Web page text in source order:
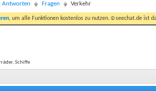
Antworten Fragen Verkehr
, um alle Funktionen kostenlos zu nutzen.☺seechat.de ist
Schiffe